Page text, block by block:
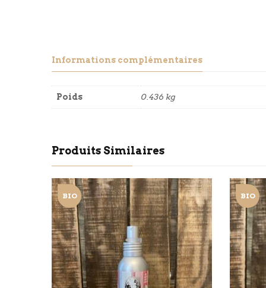
Informations complémentaires
Poids 0.436 kg
Produits Similaires
BIO BIO